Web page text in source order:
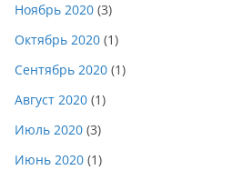
Ноябрь 2020 (3)
Октябрь 2020 (1)
Сентябрь 2020 (1)
Август 2020 (1)
Июль 2020 (3)
Июнь 2020 (1)